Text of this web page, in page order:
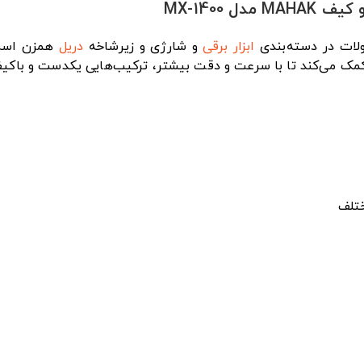
ابزار برقیو شارژی و زیرشاخه دریل همزن
می‌کند تا با سرعت و دقت بیشتر، ترکیب‌هایی یکدست و